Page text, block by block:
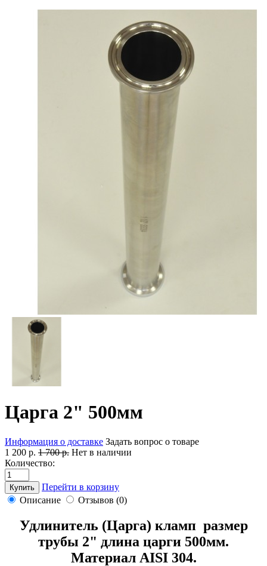
Царга 2" 500мм
Информация о доставке Задать вопрос о товаре
1 200 р. 1 700 р. Нет в наличии
Количество:
Купить
Перейти в корзину
Описание
Отзывов (0)
Удлинитель (Царга) кламп размер
трубы 2" длина царги 500мм.
Материал AISI 304.